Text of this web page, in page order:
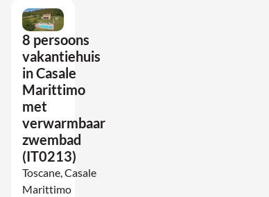
8 persoons
vakantiehuis
in Casale
Marittimo
met
verwarmbaar
zwembad
(IT0213)
Toscane, Casale
Marittimo